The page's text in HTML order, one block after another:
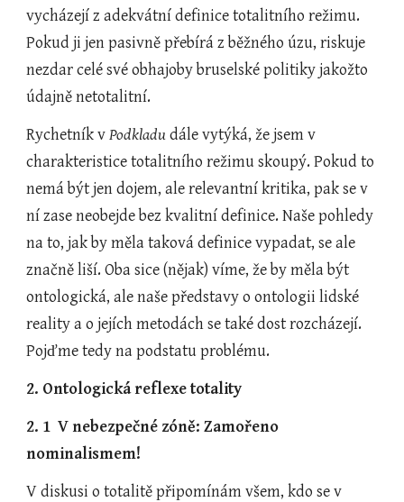
vycházejí z adekvátní definice totalitního režimu.
Pokud ji jen pasivně přebírá z běžného úzu, riskuje
nezdar celé své obhajoby bruselské politiky jakožto
údajně netotalitní.
Rychetník v Podkladu dále vytýká, že jsem v
charakteristice totalitního režimu skoupý. Pokud to
nemá být jen dojem, ale relevantní kritika, pak se v
ní zase neobejde bez kvalitní definice. Naše pohledy
na to, jak by měla taková definice vypadat, se ale
značně liší. Oba sice (nějak) víme, že by měla být
ontologická, ale naše představy o ontologii lidské
reality a o jejích metodách se také dost rozcházejí.
Pojďme tedy na podstatu problému.
2. Ontologická reflexe totality
2. 1  V nebezpečné zóně: Zamořeno
nominalismem!
V diskusi o totalitě připomínám všem, kdo se v